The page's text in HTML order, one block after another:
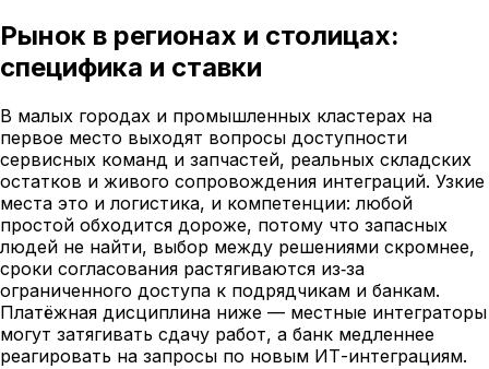
Рынок в регионах и столицах:
специфика и ставки
В малых городах и промышленных кластерах на
первое место выходят вопросы доступности
сервисных команд и запчастей, реальных складских
остатков и живого сопровождения интеграций. Узкие
места это и логистика, и компетенции: любой
простой обходится дороже, потому что запасных
людей не найти, выбор между решениями скромнее,
сроки согласования растягиваются из‑за
ограниченного доступа к подрядчикам и банкам.
Платёжная дисциплина ниже — местные интеграторы
могут затягивать сдачу работ, а банк медленнее
реагировать на запросы по новым ИТ-интеграциям.